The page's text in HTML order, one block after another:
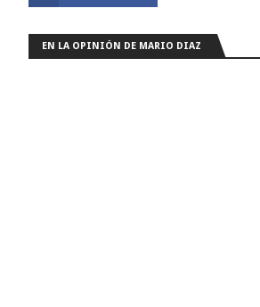
EN LA OPINIÓN DE MARIO DIAZ